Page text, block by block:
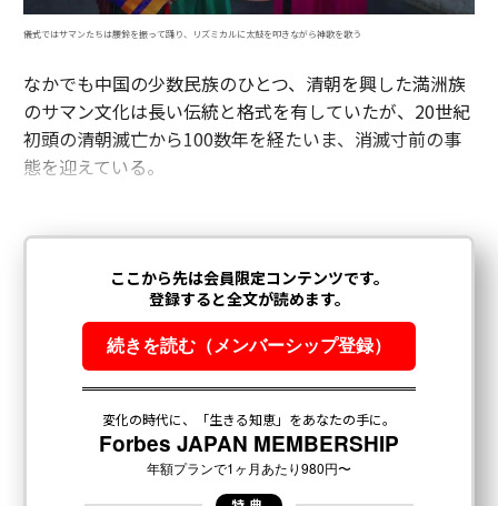
儀式ではサマンたちは腰鈴を振って踊り、リズミカルに太鼓を叩きながら神歌を歌う
なかでも中国の少数民族のひとつ、清朝を興した満洲族
のサマン文化は長い伝統と格式を有していたが、20世紀
初頭の清朝滅亡から100数年を経たいま、消滅寸前の事
態を迎えている。